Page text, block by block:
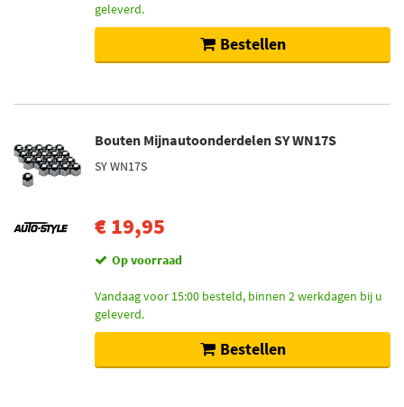
geleverd.
Bestellen
Bouten Mijnautoonderdelen SY WN17S
SY WN17S
€ 19,95
Op voorraad
Vandaag voor 15:00 besteld, binnen 2 werkdagen bij u
geleverd.
Bestellen